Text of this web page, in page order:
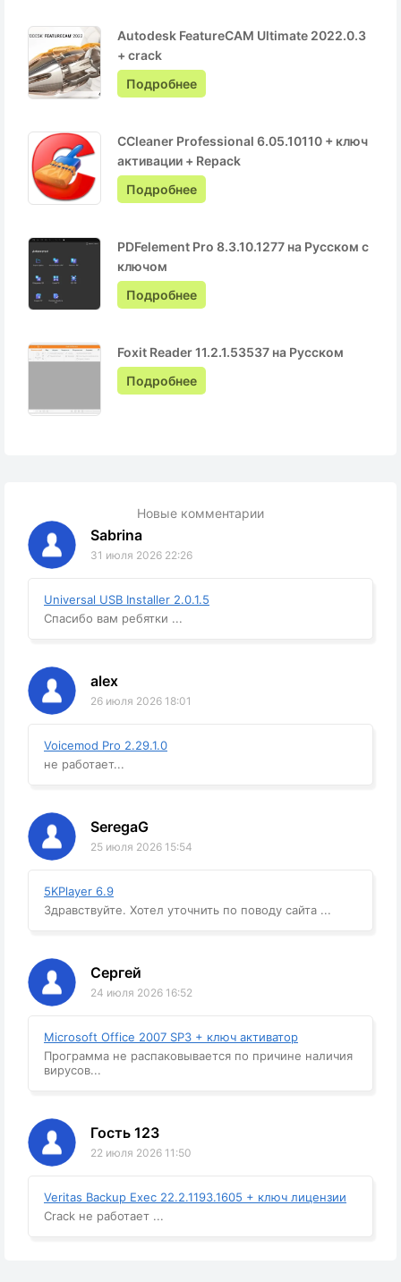
Autodesk FeatureCAM Ultimate 2022.0.3
+ crack
Подробнее
CCleaner Professional 6.05.10110 + ключ
активации + Repack
Подробнее
PDFelement Pro 8.3.10.1277 на Русском с
ключом
Подробнее
Foxit Reader 11.2.1.53537 на Русском
Подробнее
Новые комментарии
Sabrina
31 июля 2026 22:26
Universal USB Installer 2.0.1.5
Спасибо вам ребятки ...
alex
26 июля 2026 18:01
Voicemod Pro 2.29.1.0
не работает...
SeregaG
25 июля 2026 15:54
5KPlayer 6.9
Здравствуйте. Хотел уточнить по поводу сайта ...
Сергей
24 июля 2026 16:52
Microsoft Office 2007 SP3 + ключ активатор
Программа не распаковывается по причине наличия
вирусов...
Гость 123
22 июля 2026 11:50
Veritas Backup Exec 22.2.1193.1605 + ключ лицензии
Crack не работает ...